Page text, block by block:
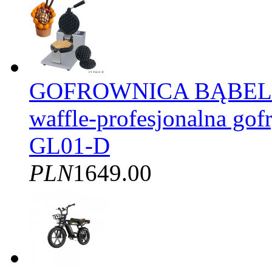
GOFROWNICA
waffle-profesjonalna
GL01-D
PLN1649.00